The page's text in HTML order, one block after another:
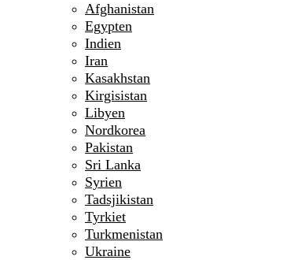
Afghanistan
Egypten
Indien
Iran
Kasakhstan
Kirgisistan
Libyen
Nordkorea
Pakistan
Sri Lanka
Syrien
Tadsjikistan
Tyrkiet
Turkmenistan
Ukraine